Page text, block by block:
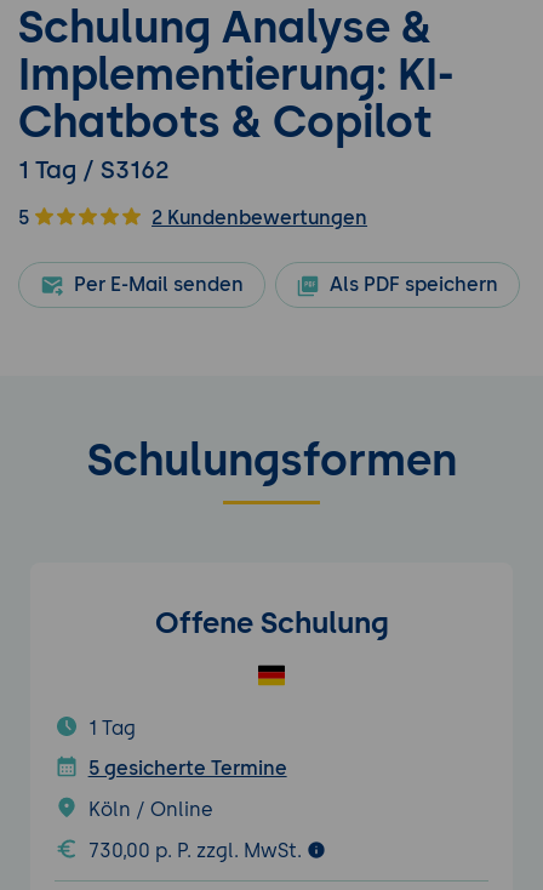
Schulung Analyse &
Implementierung: KI-
Chatbots & Copilot
1 Tag / S3162
5 2 Kundenbewertungen
Per E-Mail senden Als PDF speichern
Schulungsformen
Offene Schulung
1 Tag
5 gesicherte Termine
Köln / Online
730,00 p. P. zzgl. MwSt.